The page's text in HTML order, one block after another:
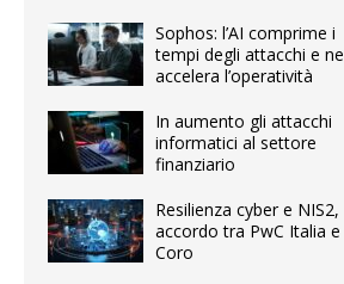
Sophos: l’AI comprime i
tempi degli attacchi e ne
accelera l’operatività
In aumento gli attacchi
informatici al settore
finanziario
Resilienza cyber e NIS2,
accordo tra PwC Italia e
Coro